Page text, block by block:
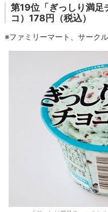
第19位「ぎっしり満足
コ）178円（税込）
※ファミリーマート、サーク